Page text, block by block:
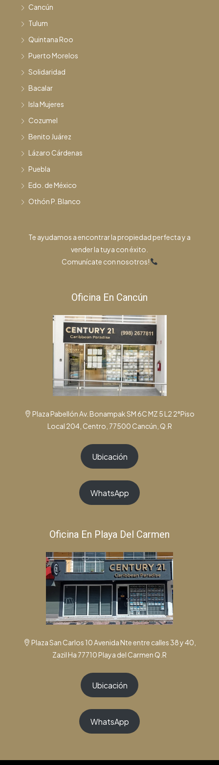
Cancún
Tulum
Quintana Roo
Puerto Morelos
Solidaridad
Bacalar
Isla Mujeres
Cozumel
Benito Juárez
Lázaro Cárdenas
Puebla
Edo. de México
Othón P. Blanco
Te ayudamos a encontrar la propiedad perfecta y a
vender la tuya con éxito.
Comunícate con nosotros!
Oficina En Cancún
Plaza Pabellón Av. Bonampak SM 6C MZ 5 L2 2°Piso
Local 204, Centro, 77500 Cancún, Q.R
Ubicación
WhatsApp
Oficina En Playa Del Carmen
Plaza San Carlos 10 Avenida Nte entre calles 38 y 40,
Zazil Ha 77710 Playa del Carmen Q.R
Ubicación
WhatsApp